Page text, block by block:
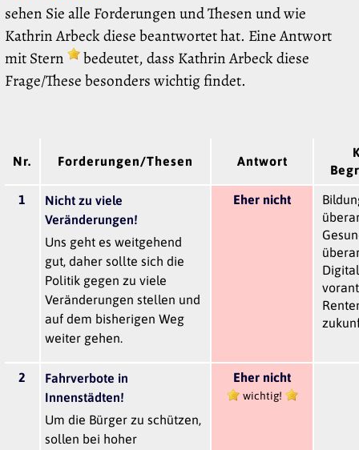
sehen Sie alle Forderungen und Thesen und wie
Kathrin Arbeck diese beantwortet hat. Eine Antwort
mit Stern
bedeutet, dass Kathrin Arbeck diese
Frage/These besonders wichtig findet.
Nr. Forderungen/Thesen Antwort
1
Nicht zu viele
Veränderungen!
Uns geht es weitgehend
gut, daher sollte sich die
Politik gegen zu viele
Veränderungen stellen und
auf dem bisherigen Weg
weiter gehen.
Eher nicht
2
Fahrverbote in
Innenstädten!
Um die Bürger zu schützen,
sollen bei hoher
Eher nicht
wichtig!